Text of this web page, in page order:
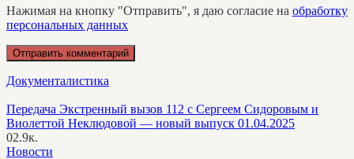
Нажимая на кнопку "Отправить", я даю согласие на обработку
персональных данных
Документалистика
Передача Экстренный вызов 112 с Сергеем Сидоровым и
Виолеттой Неклюдовой — новый выпуск 01.04.2025
02.9к.
Новости